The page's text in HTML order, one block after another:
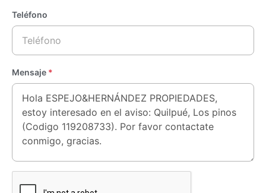
Teléfono
Mensaje *